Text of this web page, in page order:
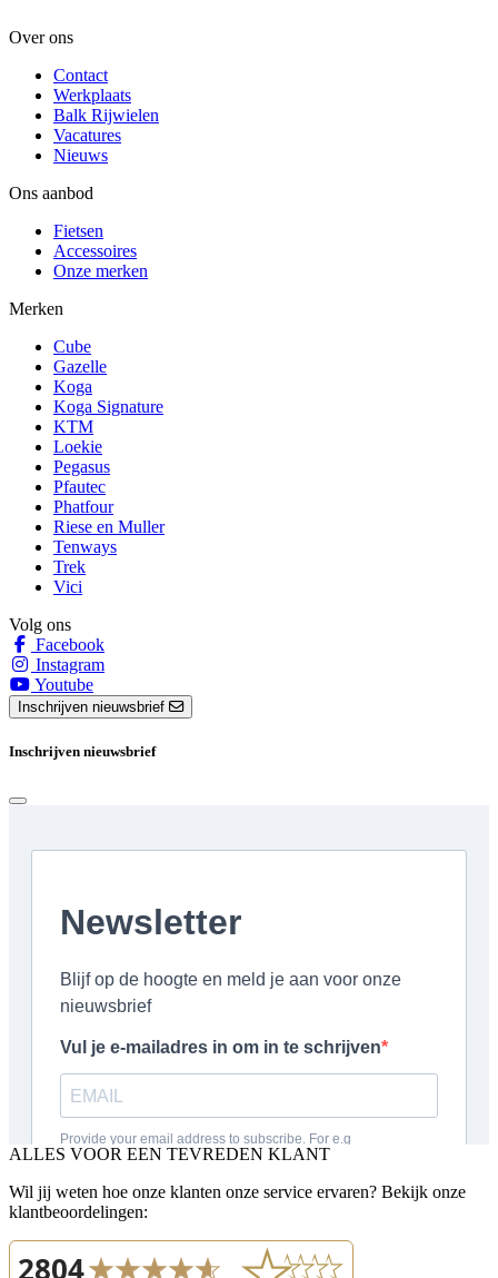
Over ons
Contact
Werkplaats
Balk Rijwielen
Vacatures
Nieuws
Ons aanbod
Fietsen
Accessoires
Onze merken
Merken
Cube
Gazelle
Koga
Koga Signature
KTM
Loekie
Pegasus
Pfautec
Phatfour
Riese en Muller
Tenways
Trek
Vici
Volg ons
Facebook
Instagram
Youtube
Inschrijven nieuwsbrief
Inschrijven nieuwsbrief
ALLES VOOR EEN TEVREDEN KLANT
Wil jij weten hoe onze klanten onze service ervaren? Bekijk onze
klantbeoordelingen: